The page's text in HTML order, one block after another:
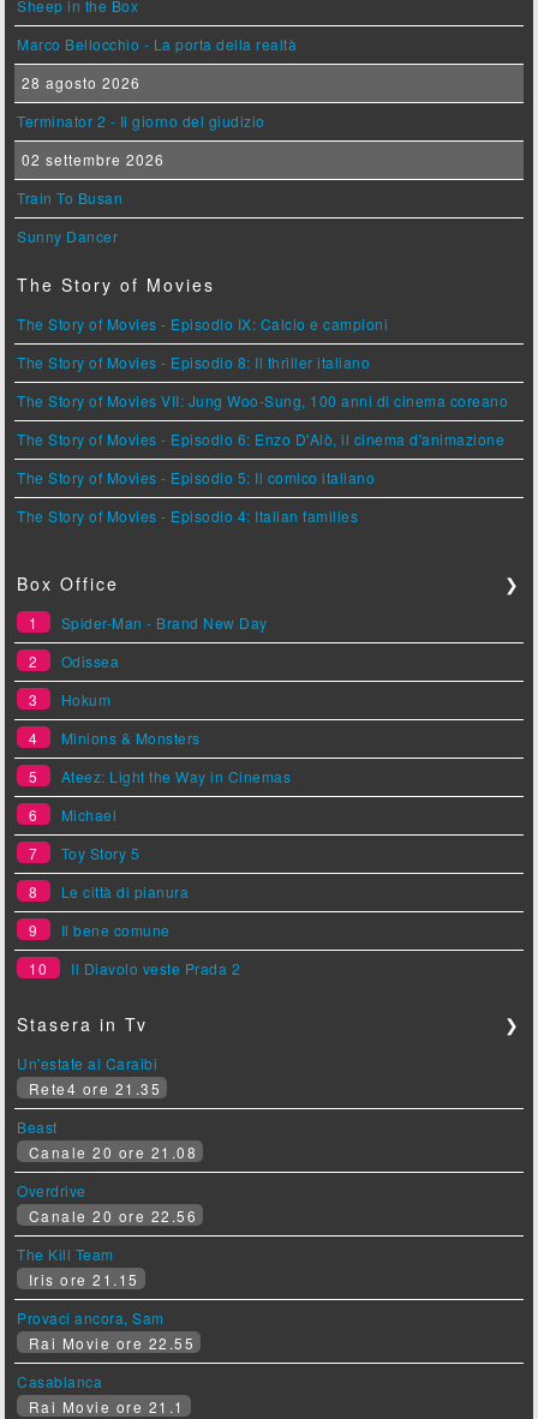
Sheep in the Box
Marco Bellocchio - La porta della realtà
28 agosto 2026
Terminator 2 - Il giorno del giudizio
02 settembre 2026
Train To Busan
Sunny Dancer
The Story of Movies
The Story of Movies - Episodio IX: Calcio e campioni
The Story of Movies - Episodio 8: Il thriller italiano
The Story of Movies VII: Jung Woo-Sung, 100 anni di cinema coreano
The Story of Movies - Episodio 6: Enzo D'Alò, il cinema d'animazione
The Story of Movies - Episodio 5: Il comico italiano
The Story of Movies - Episodio 4: Italian families
Box Office ❯
1
Spider-Man - Brand New Day
2
Odissea
3
Hokum
4
Minions & Monsters
5
Ateez: Light the Way in Cinemas
6
Michael
7
Toy Story 5
8
Le città di pianura
9
Il bene comune
10
Il Diavolo veste Prada 2
Stasera in Tv ❯
Un'estate ai Caraibi
Rete4 ore 21.35
Beast
Canale 20 ore 21.08
Overdrive
Canale 20 ore 22.56
The Kill Team
Iris ore 21.15
Provaci ancora, Sam
Rai Movie ore 22.55
Casablanca
Rai Movie ore 21.1